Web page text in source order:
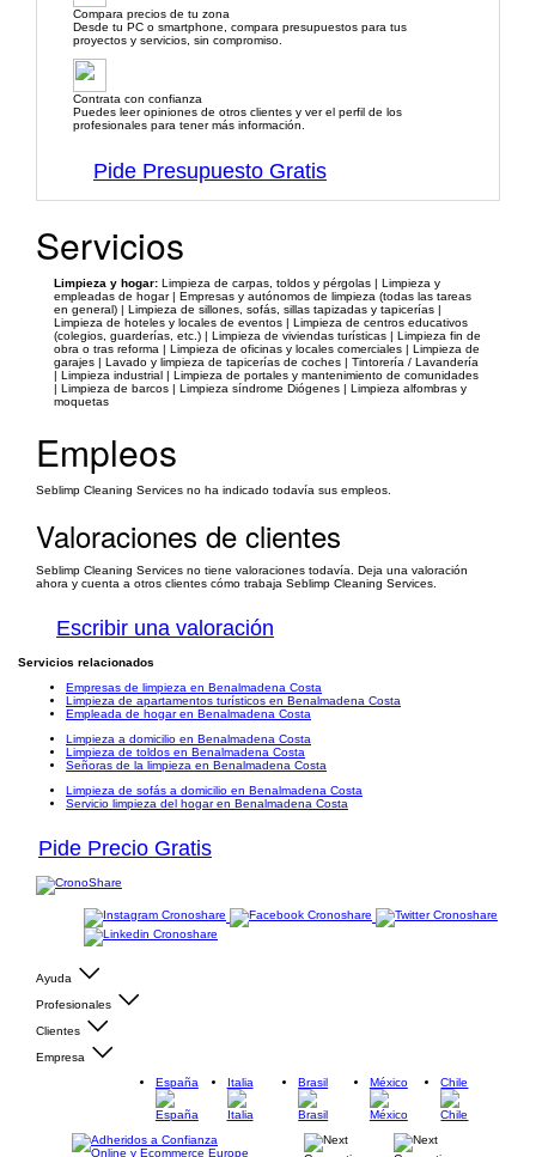
Compara precios de tu zona
Desde tu PC o smartphone, compara presupuestos para tus
proyectos y servicios, sin compromiso.
Contrata con confianza
Puedes leer opiniones de otros clientes y ver el perfil de los
profesionales para tener más información.
Pide Presupuesto Gratis
Servicios
Limpieza y hogar: Limpieza de carpas, toldos y pérgolas | Limpieza y
empleadas de hogar | Empresas y autónomos de limpieza (todas las tareas
en general) | Limpieza de sillones, sofás, sillas tapizadas y tapicerías |
Limpieza de hoteles y locales de eventos | Limpieza de centros educativos
(colegios, guarderías, etc.) | Limpieza de viviendas turísticas | Limpieza fin de
obra o tras reforma | Limpieza de oficinas y locales comerciales | Limpieza de
garajes | Lavado y limpieza de tapicerías de coches | Tintorería / Lavandería
| Limpieza industrial | Limpieza de portales y mantenimiento de comunidades
| Limpieza de barcos | Limpieza síndrome Diógenes | Limpieza alfombras y
moquetas
Empleos
Seblimp Cleaning Services no ha indicado todavía sus empleos.
Valoraciones de clientes
Seblimp Cleaning Services no tiene valoraciones todavía. Deja una valoración
ahora y cuenta a otros clientes cómo trabaja Seblimp Cleaning Services.
Escribir una valoración
Servicios relacionados
Empresas de limpieza en Benalmadena Costa
Limpieza de apartamentos turísticos en Benalmadena Costa
Empleada de hogar en Benalmadena Costa
Limpieza a domicilio en Benalmadena Costa
Limpieza de toldos en Benalmadena Costa
Señoras de la limpieza en Benalmadena Costa
Limpieza de sofás a domicilio en Benalmadena Costa
Servicio limpieza del hogar en Benalmadena Costa
Pide Precio Gratis
Ayuda
Profesionales
Clientes
Empresa
España
Italia Brasil México Chile